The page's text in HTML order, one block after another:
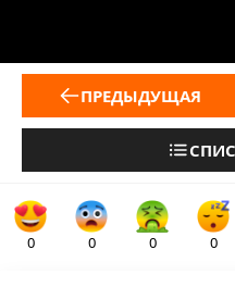
ПРЕДЫДУЩАЯ
0 0 0 0